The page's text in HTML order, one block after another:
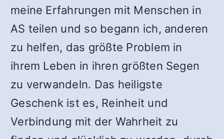
meine Erfahrungen mit Menschen in
AS teilen und so begann ich, anderen
zu helfen, das größte Problem in
ihrem Leben in ihren größten Segen
zu verwandeln. Das heiligste
Geschenk ist es, Reinheit und
Verbindung mit der Wahrheit zu